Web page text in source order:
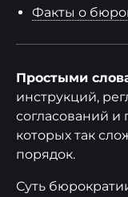
Факты о
Простыми
инструкций,
согласований и
которых так
порядок.
Суть